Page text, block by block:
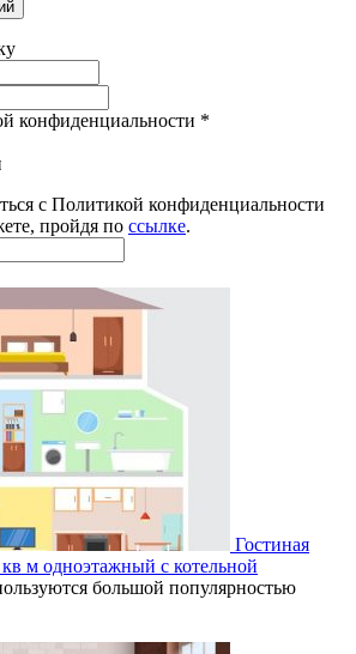
конфиденциальности *
с Политикой конфиденциальности
пройдя по ссылке.
Гостиная
м одноэтажный с котельной
большой популярностью